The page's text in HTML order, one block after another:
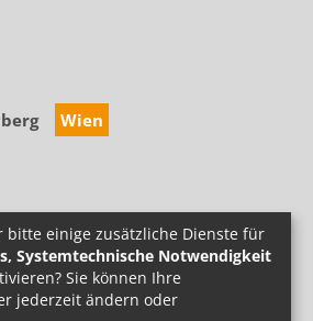
Wien
bitte einige zusätzliche Dienste für
Systemtechnische Notwendigkeit
Sie können Ihre
jederzeit ändern oder